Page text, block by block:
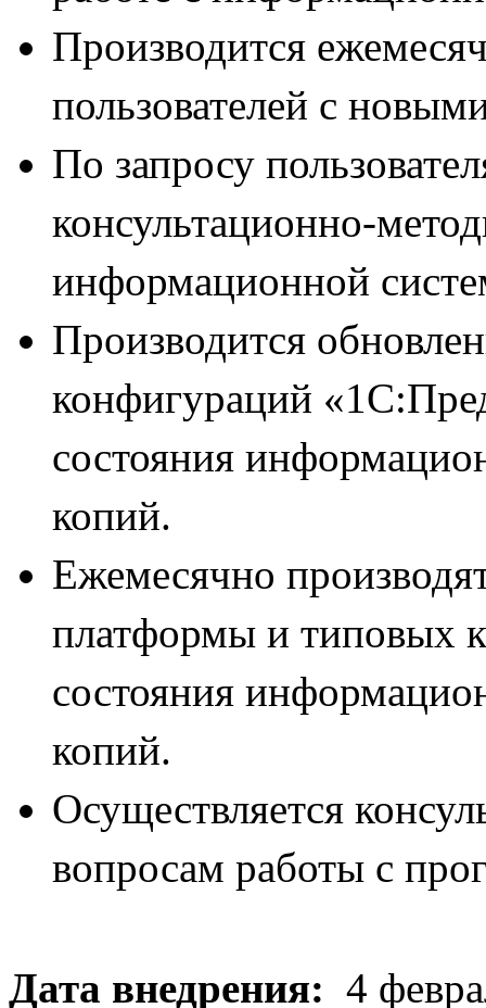
Производится
пользователей с
По запросу
консультационно-
информационной
Производится
конфигураций
состояния
копий.
Ежемесячно
платформы и типовых
состояния
копий.
Осуществляется
вопросам работы с
Дата внедрения: 4